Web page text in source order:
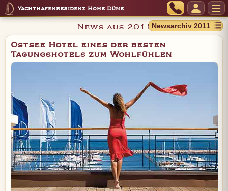
Yachthafenresidenz Hohe Düne
News aus 2011
Ostsee Hotel eines der besten
Tagungshotels zum Wohlfühlen